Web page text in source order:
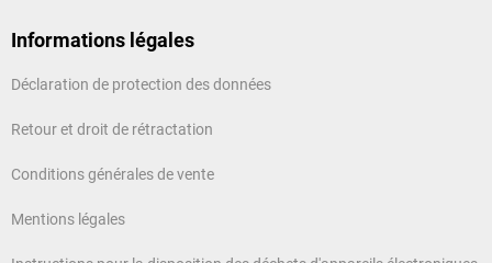
Informations légales
Déclaration de protection des données
Retour et droit de rétractation
Conditions générales de vente
Mentions légales